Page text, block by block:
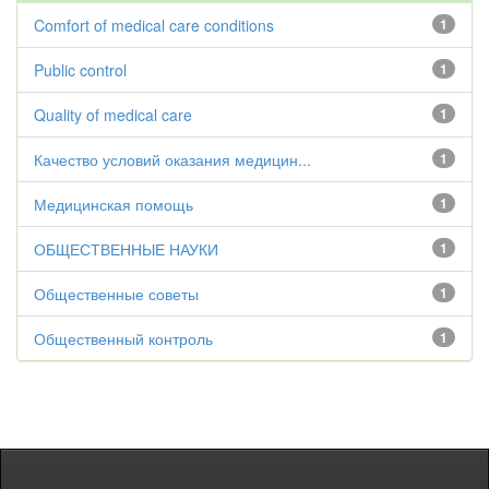
1
Comfort of medical care conditions
1
Public control
1
Quality of medical care
1
Качество условий оказания медицин...
1
Медицинская помощь
1
ОБЩЕСТВЕННЫЕ НАУКИ
1
Общественные советы
1
Общественный контроль